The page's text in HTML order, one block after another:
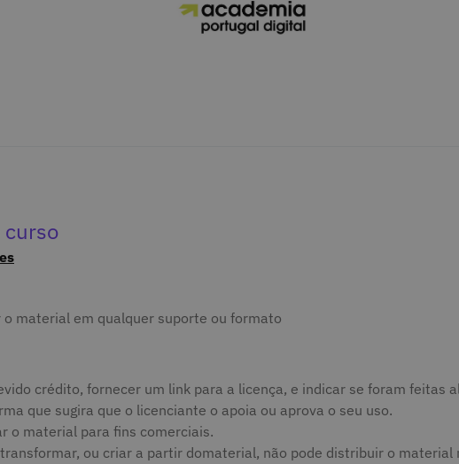
curso
material em qualquer suporte ou formato
crédito, fornecer um link para a licença, e indicar se foram feitas
que sugira que o licenciante o apoia ou aprova o seu uso.
o material para fins comerciais.
ou criar a partir domaterial, não pode distribuir o material